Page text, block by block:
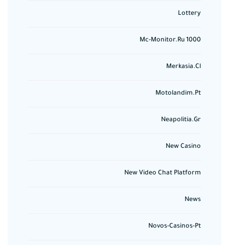
Lottery
Mc-Monitor.ru 1000
Merkasia.cl
Motolandim.pt
Neapolitia.gr
New Casino
New Video Chat Platform
News
Novos-Casinos-Pt